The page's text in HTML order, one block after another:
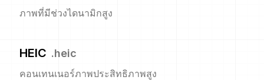
ภาพที่มีช่วงไดนามิกสูง
HEIC .heic
คอนเทนเนอร์ภาพประสิทธิภาพสูง